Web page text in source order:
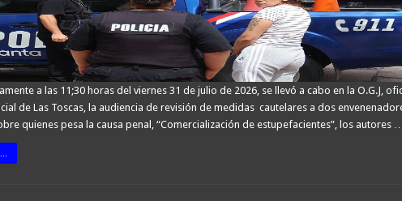
a las 11;30 horas del viernes 31 de julio de 2026, se llevó a cabo en la O.G.J,
de Las Toscas, la audiencia de revisión de medidas cautelares a dos
quienes pesa la causa penal, “Comercialización de estupefacientes”, los autores